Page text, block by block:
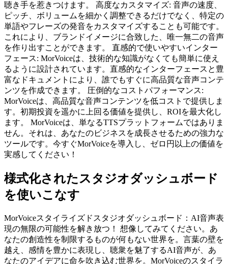
聴き手を惹きつけます。 高度なカスタマイズ: 音声の速度、
ピッチ、ボリュームを細かく調整できるだけでなく、特定の
単語やフレーズの発音をカスタマイズすることも可能です。
これにより、ブランドイメージに合致した、唯一無二の音声
を作り出すことができます。 直感的で使いやすいインター
フェース: MorVoiceは、技術的な知識がなくても簡単に使え
るように設計されています。直感的なインターフェースと豊
富なドキュメントにより、誰でもすぐに高品質な音声コンテ
ンツを作成できます。 圧倒的なコストパフォーマンス:
MorVoiceは、高品質な音声コンテンツを低コストで提供しま
す。初期投資を遥かに上回る価値を提供し、ROIを最大化し
ます。 MorVoiceは、単なるTTSプラットフォームではありま
せん。それは、あなたのビジネスを成長させるための強力な
ツールです。今すぐMorVoiceを導入し、ゼロ円以上の価値を
実感してください！
様式化されたスタジオダッシュボード
を使いこなす
MorVoiceスタイライズドスタジオダッシュボード：AI音声表
現の無限の可能性を解き放つ！ 想像してみてください。あ
なたの創造性を制限するものが何もない世界を。言葉の壁を
越え、感情を豊かに表現し、聴衆を魅了するAI音声が、あ
なたのアイデアに命を吹き込む世界を。MorVoiceのスタイラ